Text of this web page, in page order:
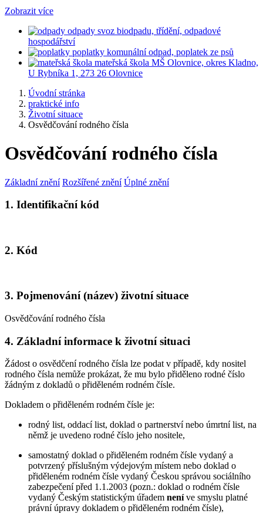
Zobrazit více
odpady svoz biodpadu, třídění, odpadové
hospodářství
poplatky komunální odpad, poplatek ze psů
mateřská škola MŠ Olovnice, okres Kladno,
U Rybníka 1, 273 26 Olovnice
Úvodní stránka
praktické info
Životní situace
Osvědčování rodného čísla
Osvědčování rodného čísla
Základní znění Rozšířené znění Úplné znění
1. Identifikační kód
2. Kód
3. Pojmenování (název) životní situace
Osvědčování rodného čísla
4. Základní informace k životní situaci
Žádost o osvědčení rodného čísla lze podat v případě, kdy nositel
rodného čísla nemůže prokázat, že mu bylo přiděleno rodné číslo
žádným z dokladů o přiděleném rodném čísle.
Dokladem o přiděleném rodném čísle je:
rodný list, oddací list, doklad o partnerství nebo úmrtní list, na
němž je uvedeno rodné číslo jeho nositele,
samostatný doklad o přiděleném rodném čísle vydaný a
potvrzený příslušným výdejovým místem nebo doklad o
přiděleném rodném čísle vydaný Českou správou sociálního
zabezpečení před 1.1.2003 (pozn.: doklad o rodném čísle
vydaný Českým statistickým úřadem neníve smyslu platné
právní úpravy dokladem o přiděleném rodném čísle),